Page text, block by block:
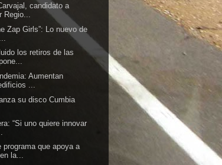
candidato a
Regio...
Zap Girls”: Lo nuevo de
los retiros de las
Aumentan
...
su disco Cumbia
“Si uno quiere innovar
programa que apoya a
la...